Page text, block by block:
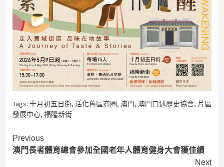
Tags: 十月初五日街, 活化舊區商圈, 澳門, 澳門口述歷史協會, 片區
發展中心, 福隆新街
Continue
Reading
Previous
澳門長者體育總會參加全國老年人體育健身大會獲佳績
Next